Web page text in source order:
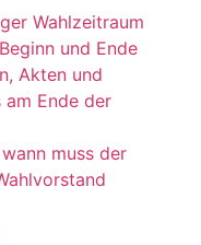
Wahlzeitraum
und Ende
Akten und
Ende der
muss der